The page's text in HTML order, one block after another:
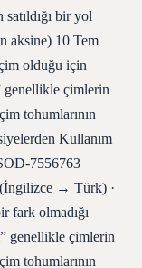
bir yol
aksine) 10 Tem
olduğu için
çimlerin
tohumlarının
Kullanım
7556763
→ Türk) ·
fark olmadığı
genellikle çimlerin
tohumlarının